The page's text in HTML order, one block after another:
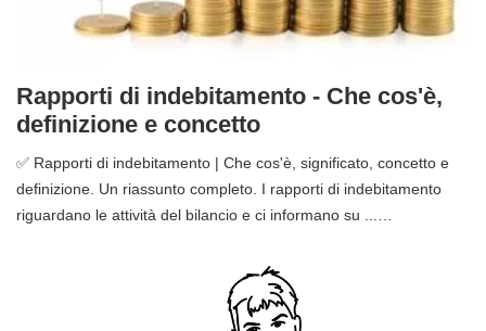
Rapporti di indebitamento - Che cos'è,
definizione e concetto
✅ Rapporti di indebitamento | Che cos'è, significato, concetto e
definizione. Un riassunto completo. I rapporti di indebitamento
riguardano le attività del bilancio e ci informano su ...…